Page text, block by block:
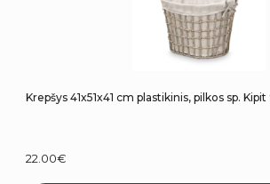
Krepšys 41x51x41 cm plastikinis, pilkos sp.
22.00€